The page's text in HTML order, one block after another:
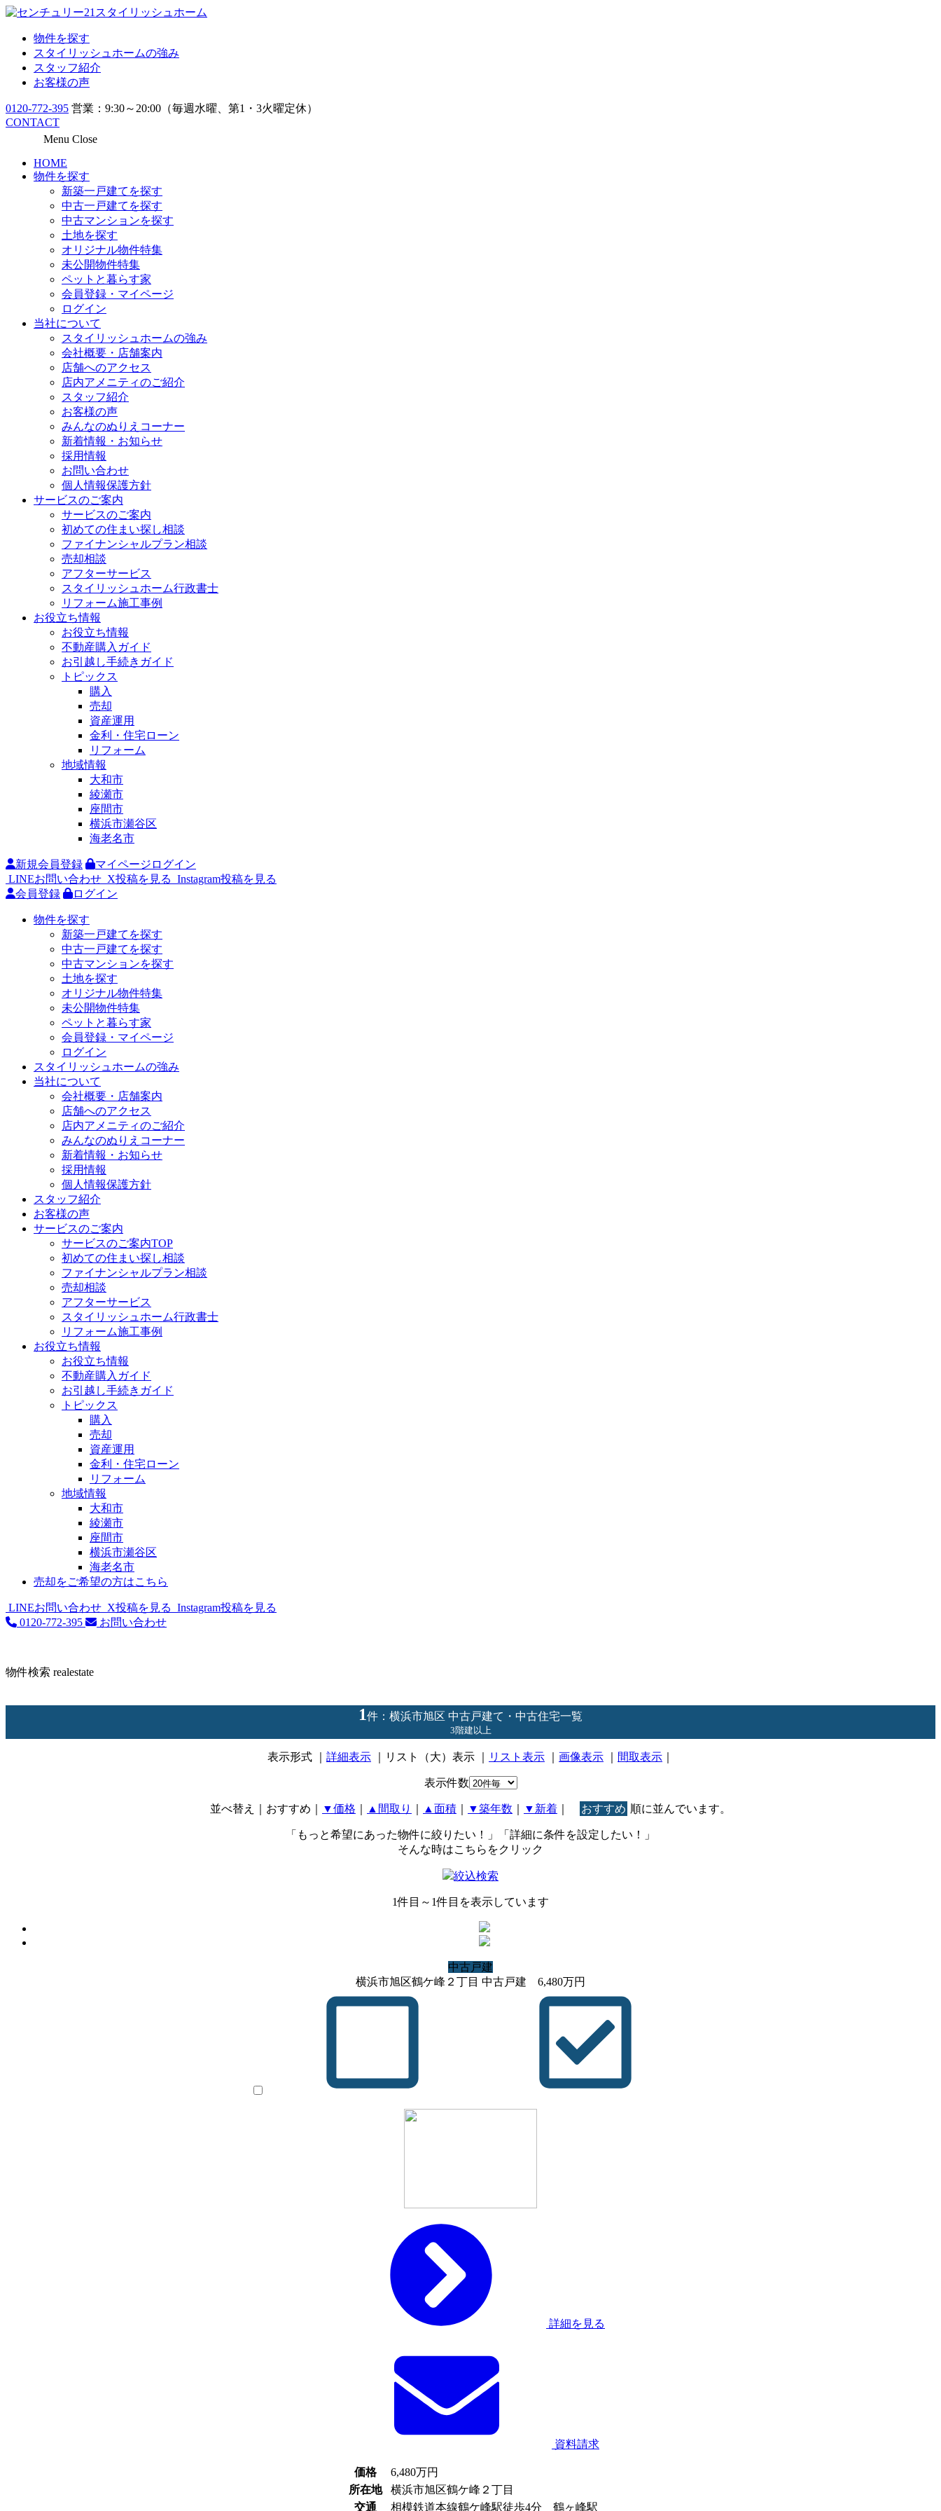
物件を探す
スタイリッシュホームの強み
スタッフ紹介
お客様の声
0120-772-395 営業：9:30～20:00（毎週水曜、第1・3火曜定休）
CONTACT
Menu Close
HOME
物件を探す
新築一戸建てを探す
中古一戸建てを探す
中古マンションを探す
土地を探す
オリジナル物件特集
未公開物件特集
ペットと暮らす家
会員登録・マイページ
ログイン
当社について
スタイリッシュホームの強み
会社概要・店舗案内
店舗へのアクセス
店内アメニティのご紹介
スタッフ紹介
お客様の声
みんなのぬりえコーナー
新着情報・お知らせ
採用情報
お問い合わせ
個人情報保護方針
サービスのご案内
サービスのご案内
初めての住まい探し相談
ファイナンシャルプラン相談
売却相談
アフターサービス
スタイリッシュホーム行政書士
リフォーム施工事例
お役立ち情報
お役立ち情報
不動産購入ガイド
お引越し手続きガイド
トピックス
購入
売却
資産運用
金利・住宅ローン
リフォーム
地域情報
大和市
綾瀬市
座間市
横浜市瀬谷区
海老名市
新規会員登録
マイページログイン
LINEお問い合わせ X投稿を見る Instagram投稿を見る
会員登録
ログイン
物件を探す
新築一戸建てを探す
中古一戸建てを探す
中古マンションを探す
土地を探す
オリジナル物件特集
未公開物件特集
ペットと暮らす家
会員登録・マイページ
ログイン
スタイリッシュホームの強み
当社について
会社概要・店舗案内
店舗へのアクセス
店内アメニティのご紹介
みんなのぬりえコーナー
新着情報・お知らせ
採用情報
個人情報保護方針
スタッフ紹介
お客様の声
サービスのご案内
サービスのご案内TOP
初めての住まい探し相談
ファイナンシャルプラン相談
売却相談
アフターサービス
スタイリッシュホーム行政書士
リフォーム施工事例
お役立ち情報
お役立ち情報
不動産購入ガイド
お引越し手続きガイド
トピックス
購入
売却
資産運用
金利・住宅ローン
リフォーム
地域情報
大和市
綾瀬市
座間市
横浜市瀬谷区
海老名市
売却をご希望の方はこちら
LINEお問い合わせ X投稿を見る Instagram投稿を見る
0120-772-395
お問い合わせ
物件検索 realestate
1件：横浜市旭区 中古戸建て・中古住宅一覧
3階建以上
表示形式 詳細表示 ｜リスト（大）表示 ｜ リスト表示 画像表示 間取表示
表示件数
並べ替え ｜おすすめ ▼価格 ▲間取り ▲面積 ▼築年数 ▼新着 おすすめ 順に並んでいます。
「もっと希望にあった物件に絞りたい！」「詳細に条件を設定したい！」
そんな時はこちらをクリック
絞込検索
1件目～ 1件目を表示しています
中古戸建
横浜市旭区鶴ケ峰２丁目 中古戸建
6,480万円
詳細を見る
資料請求
価格 6,480万円
所在地
横浜市旭区鶴ケ峰２丁目
交通
相模鉄道本線鶴ケ峰駅徒歩4分 鶴ヶ峰駅